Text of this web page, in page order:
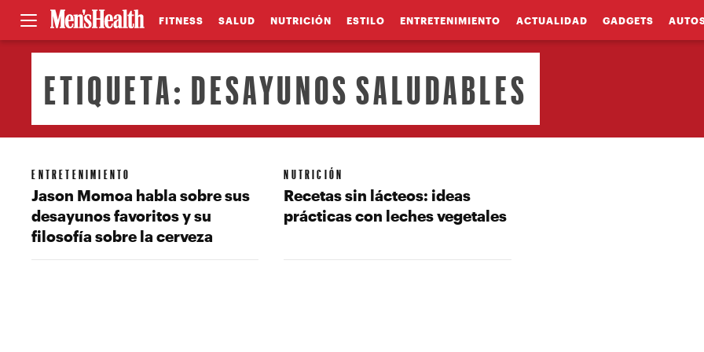
FITNESS SALUD NUTRICIÓN ESTILO ENTRETENIMIENTO ACTUALIDAD GADGETS
ETIQUETA: DESAYUNOS SALUDABLES
ENTRETENIMIENTO
Jason Momoa habla sobre sus
desayunos favoritos y su
filosofía sobre la cerveza
NUTRICIÓN
Recetas sin lácteos: ideas
prácticas con leches vegetales